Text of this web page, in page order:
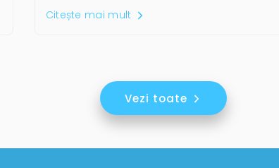
Citește mai mult
Vezi toate